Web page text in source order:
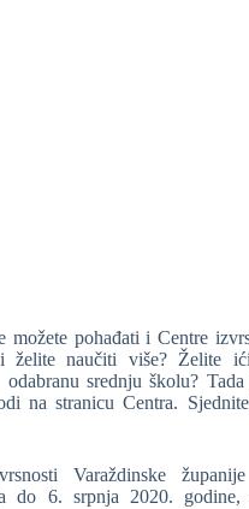
možete pohađati i Centre
želite naučiti više? Želite
srednju školu?
na stranicu Centra.
Varaždinske
do 6. srpnja 2020.